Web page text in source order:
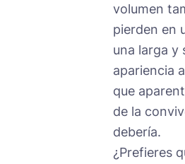
volumen
pierden en
una larga y
apariencia
que
de la
debería.
¿Prefieres